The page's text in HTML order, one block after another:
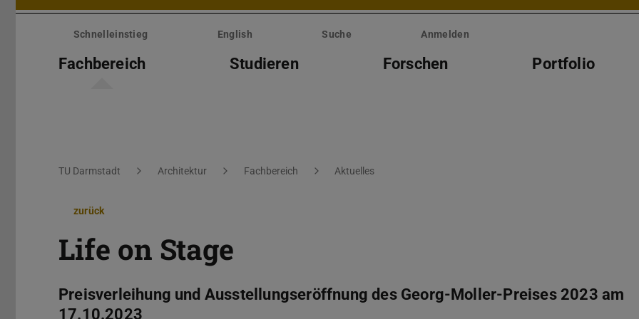
Menü
überspringenSchnelleinstieg English Suche Anmelden
Fachbereich Studieren Forschen Portfolio
Sie befinden sich hier:
TU Darmstadt Architektur Fachbereich Aktuelles
zurück
Life on Stage
Preisverleihung und Ausstellungseröffnung des Georg-Moller-Preises 2023 am
17.10.2023